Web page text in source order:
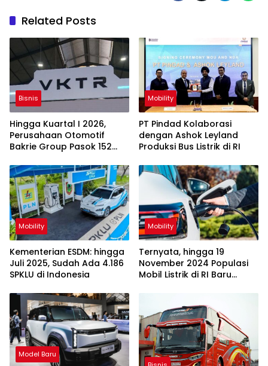
Related Posts
Bisnis
Hingga Kuartal I 2026,
Perusahaan Otomotif
Bakrie Group Pasok 152
Mobility
PT Pindad Kolaborasi
dengan Ashok Leyland
Produksi Bus Listrik di RI
Mobility
Kementerian ESDM: hingga
Juli 2025, Sudah Ada 4.186
SPKLU di Indonesia
Mobility
Ternyata, hingga 19
November 2024 Populasi
Mobil Listrik di RI Baru
Model Baru